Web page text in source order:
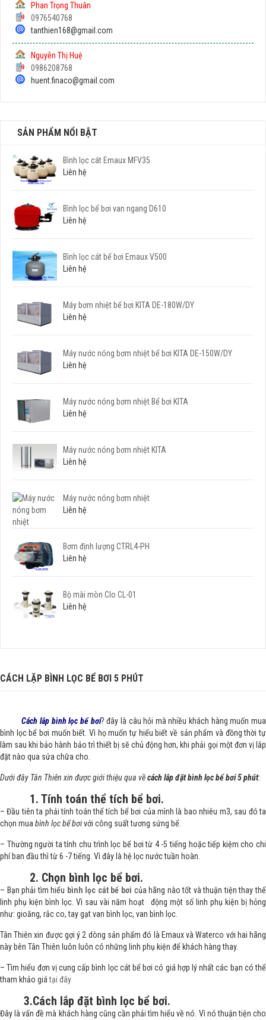
Phan Trọng Thuân
0976540768
tanthien168@gmail.com
Nguyễn Thị Huệ
0986208768
huent.finaco@gmail.com
SẢN PHẨM NỔI BẬT
Bình lọc cát Emaux MFV35
Liên hệ
Bình lọc bể bơi van ngang D610
Liên hệ
Bình lọc cát bể bơi Emaux V500
Liên hệ
Máy bơm nhiệt bể bơi KITA DE-180W/DY
Liên hệ
Máy nước nóng bơm nhiệt bể bơi KITA DE-150W/DY
Liên hệ
Máy nước nóng bơm nhiệt Bể bơi KITA
Liên hệ
Máy nước nóng bơm nhiệt KITA
Liên hệ
Máy nước nóng bơm nhiệt
Liên hệ
Bơm định lượng CTRL4-PH
Liên hệ
Bộ mài mòn Clo CL-01
Liên hệ
CÁCH LẶP BÌNH LỌC BỂ BƠI 5 PHÚT
Cách lắp bình lọc bể bơi? đây là câu hỏi mà nhiều khách hàng muốn mua
bình lọc bể bơi muốn biết. Vì họ muốn tự hiểu biết về sản phẩm và đồng thời tự
làm sau khi bảo hành bảo trì thiết bị sẽ chủ động hơn, khi phải gọi một đơn vị lắp
đặt nào qua sửa chữa cho.
Dưới đây Tân Thiên xin được giới thiệu qua vềcách lắp đặt bình lọc bể bơi 5 phút:
1. Tính toán thể tích bể bơi.
– Đầu tiên ta phải tính toán thể tích bể bơi của mình là bao nhiêu m3, sau đó ta
chọn mua bình lọc bể bơivới công suất tương sứng bể.
– Thường người ta tính chu trình lọc bể bơi từ 4 -5 tiếng hoặc tiếp kiệm cho chi
phí ban đầu thì từ 6 -7 tiếng. Vì đây là hệ lọc nước tuần hoàn.
2. Chọn bình lọc bể bơi.
– Bạn phải tìm hiểu bình lọc cát bể bơi của hãng nào tốt và thuận tiện thay thế
linh phụ kiện bình lọc. Vì sau vài năm hoạt động một số linh phụ kiện bị hỏng
như: gioăng, rắc co, tay gạt van bình lọc, van bình lọc.
Tân Thiên xin được gợi ý 2 dòng sản phẩm đó là Emaux và Waterco với hai hãng
này bên Tân Thiên luôn luôn có những linh phụ kiện để khách hàng thay.
– Tìm hiểu đơn vị cung cấp bình lọc cát bể bơi có giá hợp lý nhất các bạn có thể
tham khảo giátại đây
3.Cách lắp đặt bình lọc bể bơi.
Đây là vấn đề mà khách hàng cũng cần phải tìm hiểu về nó. Vì nó thuận tiện cho